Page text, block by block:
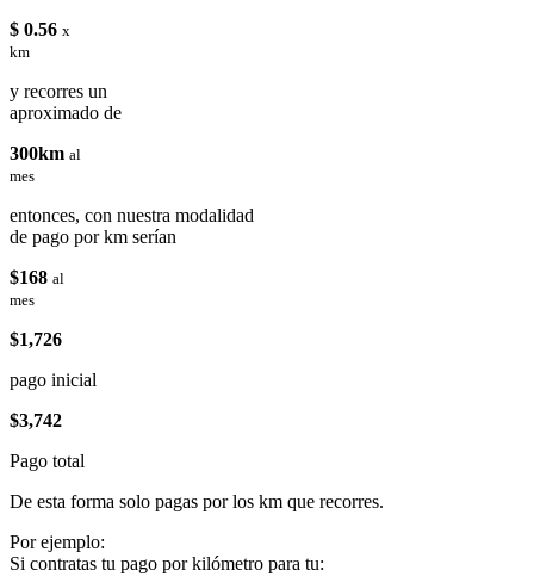
$ 0.56 x
km
y recorres un
aproximado de
300km al
mes
entonces, con nuestra modalidad
de pago por km serían
$168 al
mes
$1,726
pago inicial
$3,742
Pago total
De esta forma solo pagas por los km que recorres.
Por ejemplo:
Si contratas tu pago por kilómetro para tu: